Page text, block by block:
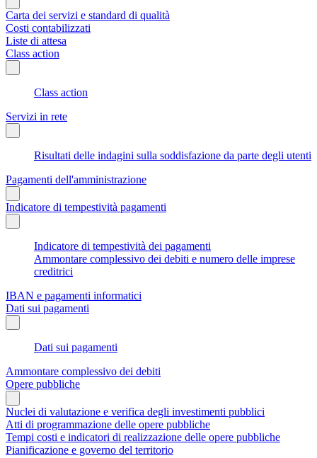
Carta dei servizi e standard di qualità
Costi contabilizzati
Liste di attesa
Class action
Class action
Servizi in rete
Risultati delle indagini sulla soddisfazione da parte degli utenti
Pagamenti dell'amministrazione
Indicatore di tempestività pagamenti
Indicatore di tempestività dei pagamenti
Ammontare complessivo dei debiti e numero delle imprese
creditrici
IBAN e pagamenti informatici
Dati sui pagamenti
Dati sui pagamenti
Ammontare complessivo dei debiti
Opere pubbliche
Nuclei di valutazione e verifica degli investimenti pubblici
Atti di programmazione delle opere pubbliche
Tempi costi e indicatori di realizzazione delle opere pubbliche
Pianificazione e governo del territorio